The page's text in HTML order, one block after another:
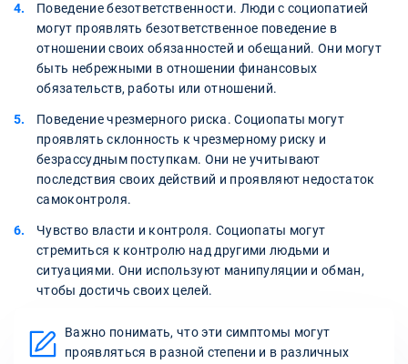
Поведение безответственности. Люди с социопатией
могут проявлять безответственное поведение в
отношении своих обязанностей и обещаний. Они могут
быть небрежными в отношении финансовых
обязательств, работы или отношений.
Поведение чрезмерного риска. Социопаты могут
проявлять склонность к чрезмерному риску и
безрассудным поступкам. Они не учитывают
последствия своих действий и проявляют недостаток
самоконтроля.
Чувство власти и контроля. Социопаты могут
стремиться к контролю над другими людьми и
ситуациями. Они используют манипуляции и обман,
чтобы достичь своих целей.
Важно понимать, что эти симптомы могут
проявляться в разной степени и в различных